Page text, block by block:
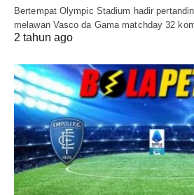
Bertempat Olympic Stadium hadir
melawan Vasco da Gama matchday 32
2 tahun ago